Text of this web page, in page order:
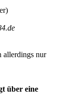
allerdings nur
über eine